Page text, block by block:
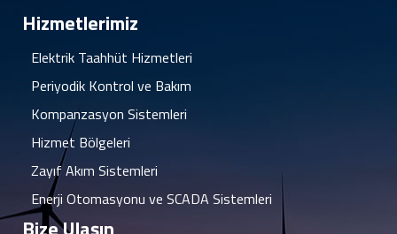
Hizmetlerimiz
Elektrik Taahhüt Hizmetleri
Periyodik Kontrol ve Bakım
Kompanzasyon Sistemleri
Hizmet Bölgeleri
Zayıf Akım Sistemleri
Enerji Otomasyonu ve SCADA Sistemleri